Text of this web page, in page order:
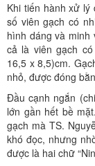
Khi tiến hành xử
số viên gạch có
hình dáng và minh
cả là viên gạch có
16,5 x 8,5)cm.
nhỏ, được đóng
Đầu cạnh ngắn
lớn gần hết bề
gạch mà TS.
khó đọc, nhưng
được là hai chữ